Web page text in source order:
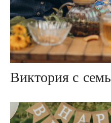
Виктория с